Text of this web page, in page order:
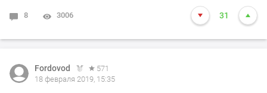
8 3006 31
Fordovod
571
18 февраля 2019, 15:35